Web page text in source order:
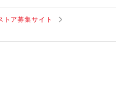
トア募集サイト